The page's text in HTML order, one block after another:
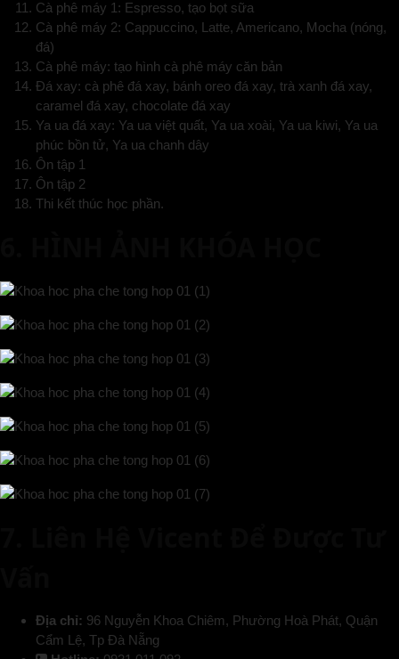
Cà phê máy 1: Espresso, tạo bọt sữa
Cà phê máy 2: Cappuccino, Latte, Americano, Mocha (nóng,
đá)
Cà phê máy: tạo hình cà phê máy căn bản
Đá xay: cà phê đá xay, bánh oreo đá xay, trà xanh đá xay,
caramel đá xay, chocolate đá xay
Ya ua đá xay: Ya ua việt quất, Ya ua xoài, Ya ua kiwi, Ya ua
phúc bồn tử, Ya ua chanh dây
Ôn tập 1
Ôn tập 2
Thi kết thúc học phần.
Địa chỉ: 96 Nguyễn Khoa Chiêm, Phường Hoà Phát, Quận
Cẩm Lệ, Tp Đà Nẵng